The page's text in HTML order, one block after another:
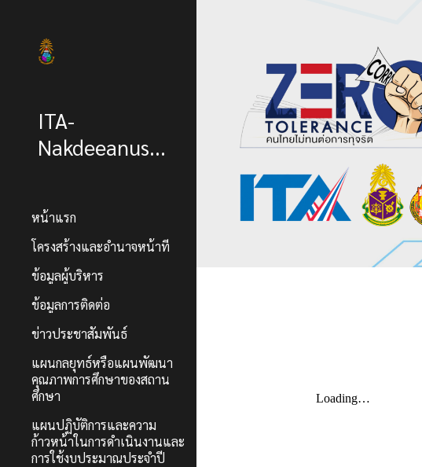
ITA-
Nakdeeanusorn
หน้าแรก
โครงสร้างและอำนาจหน้าที่
ข้อมูลผู้บริหาร
ข้อมูลการติดต่อ
ข่าวประชาสัมพันธ์
แผนกลยุทธ์หรือแผนพัฒนา
คุณภาพการศึกษาของสถาน
ศึกษา
แผนปฏิบัติการและความ
ก้าวหน้าในการดำเนินงานและ
การใช้งบประมาณประจำปี